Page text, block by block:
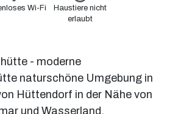
Wi-Fi
Haustiere nicht
erlaubt
- moderne
naturschöne Umgebung in
Hüttendorf in der Nähe von
und Wasserland.